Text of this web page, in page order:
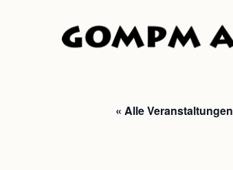
« Alle Veranstaltungen